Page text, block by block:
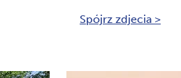
Spójrz zdjecia >